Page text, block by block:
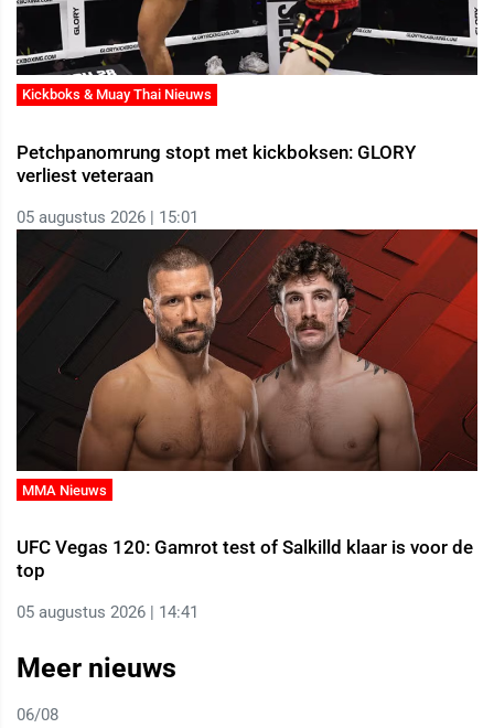
Kickboks & Muay Thai Nieuws
Petchpanomrung stopt met kickboksen: GLORY
verliest veteraan
05 augustus 2026 | 15:01
MMA Nieuws
UFC Vegas 120: Gamrot test of Salkilld klaar is voor de
top
05 augustus 2026 | 14:41
Meer nieuws
06/08